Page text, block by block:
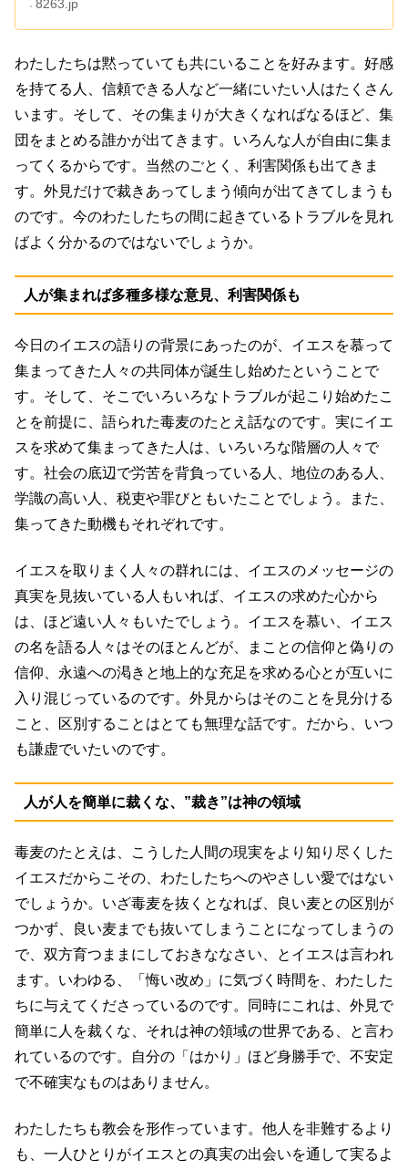
8263.jp
わたしたちは黙っていても共にいることを好みます。好感
を持てる人、信頼できる人など一緒にいたい人はたくさん
います。そして、その集まりが大きくなればなるほど、集
団をまとめる誰かが出てきます。いろんな人が自由に集ま
ってくるからです。当然のごとく、利害関係も出てきま
す。外見だけで裁きあってしまう傾向が出てきてしまうも
のです。今のわたしたちの間に起きているトラブルを見れ
ばよく分かるのではないでしょうか。
人が集まれば多種多様な意見、利害関係も
今日のイエスの語りの背景にあったのが、イエスを慕って
集まってきた人々の共同体が誕生し始めたということで
す。そして、そこでいろいろなトラブルが起こり始めたこ
とを前提に、語られた毒麦のたとえ話なのです。実にイエ
スを求めて集まってきた人は、いろいろな階層の人々で
す。社会の底辺で労苦を背負っている人、地位のある人、
学識の高い人、税吏や罪びともいたことでしょう。また、
集ってきた動機もそれぞれです。
イエスを取りまく人々の群れには、イエスのメッセージの
真実を見抜いている人もいれば、イエスの求めた心から
は、ほど遠い人々もいたでしょう。イエスを慕い、イエス
の名を語る人々はそのほとんどが、まことの信仰と偽りの
信仰、永遠への渇きと地上的な充足を求める心とが互いに
入り混じっているのです。外見からはそのことを見分ける
こと、区別することはとても無理な話です。だから、いつ
も謙虚でいたいのです。
人が人を簡単に裁くな、”裁き”は神の領域
毒麦のたとえは、こうした人間の現実をより知り尽くした
イエスだからこその、わたしたちへのやさしい愛ではない
でしょうか。いざ毒麦を抜くとなれば、良い麦との区別が
つかず、良い麦までも抜いてしまうことになってしまうの
で、双方育つままにしておきななさい、とイエスは言われ
ます。いわゆる、「悔い改め」に気づく時間を、わたした
ちに与えてくださっているのです。同時にこれは、外見で
簡単に人を裁くな、それは神の領域の世界である、と言わ
れているのです。自分の「はかり」ほど身勝手で、不安定
で不確実なものはありません。
わたしたちも教会を形作っています。他人を非難するより
も、一人ひとりがイエスとの真実の出会いを通して実るよ